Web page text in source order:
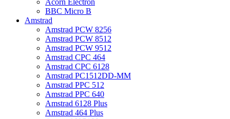
BBC Micro B
Amstrad
Amstrad PCW 8256
Amstrad PCW 8512
Amstrad PCW 9512
Amstrad CPC 464
Amstrad CPC 6128
Amstrad PC1512DD-MM
Amstrad PPC 512
Amstrad PPC 640
Amstrad 6128 Plus
Amstrad 464 Plus